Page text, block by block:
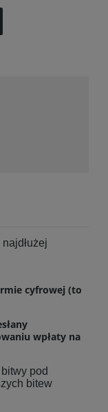
cyfrowej (to
wpłaty na
pod
bitew